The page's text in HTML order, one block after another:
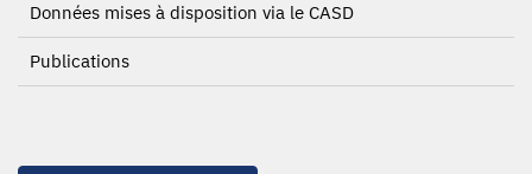
Données mises à disposition via le CASD
Publications